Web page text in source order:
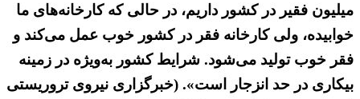
میلیون فقیر در کشور داریم، در حالی که کارخانه‌های ما
خوابیده، ولی کارخانه فقر در کشور خوب عمل می‌کند و
فقر خوب تولید می‌شود. شرایط کشور به‌ویژه در زمینه
بیکاری در حد انزجار است». (خبرگزاری نیروی تروریستی